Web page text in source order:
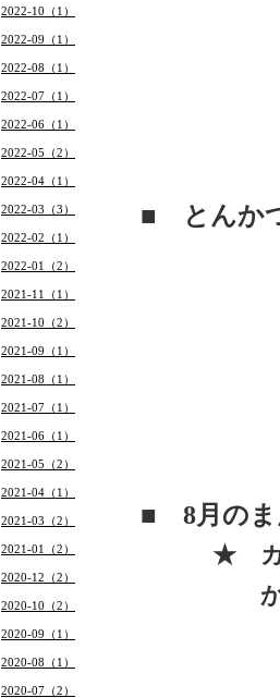
■ とんか
■ 8月のま
★ カレ
からあ
2022-10（1）
2022-09（1）
2022-08（1）
2022-07（1）
2022-06（1）
2022-05（2）
2022-04（1）
2022-03（3）
2022-02（1）
2022-01（2）
2021-11（1）
2021-10（2）
2021-09（1）
2021-08（1）
2021-07（1）
2021-06（1）
2021-05（2）
2021-04（1）
2021-03（2）
2021-01（2）
2020-12（2）
2020-10（2）
2020-09（1）
2020-08（1）
2020-07（2）